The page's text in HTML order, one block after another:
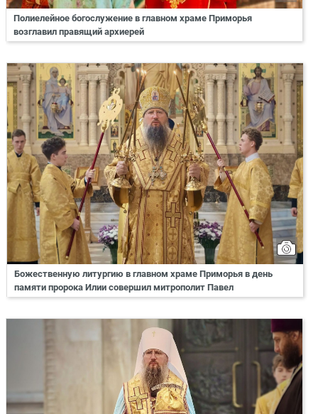
Полиелейное богослужение в главном храме Приморья
возглавил правящий архиерей
Божественную литургию в главном храме Приморья в день
памяти пророка Илии совершил митрополит Павел